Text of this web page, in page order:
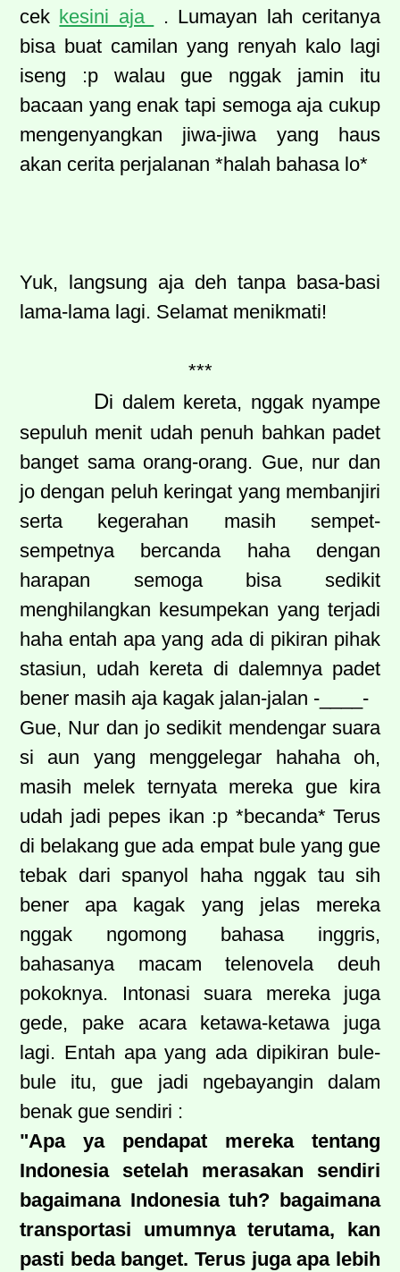
cek kesini aja
. Lumayan lah ceritanya
bisa buat camilan yang renyah kalo lagi
iseng :p walau gue nggak jamin itu
bacaan yang enak tapi semoga aja cukup
mengenyangkan jiwa-jiwa yang haus
akan cerita perjalanan *halah bahasa lo*
Yuk, langsung aja deh tanpa basa-basi
lama-lama lagi. Selamat menikmati!
***
Di dalem kereta, nggak nyampe
sepuluh menit udah penuh bahkan padet
banget sama orang-orang. Gue, nur dan
jo dengan peluh keringat yang membanjiri
serta kegerahan masih sempet-
sempetnya bercanda haha dengan
harapan semoga bisa sedikit
menghilangkan kesumpekan yang terjadi
haha entah apa yang ada di pikiran pihak
stasiun, udah kereta di dalemnya padet
bener masih aja kagak jalan-jalan -____-
Gue, Nur dan jo sedikit mendengar suara
si aun yang menggelegar hahaha oh,
masih melek ternyata mereka gue kira
udah jadi pepes ikan :p *becanda* Terus
di belakang gue ada empat bule yang gue
tebak dari spanyol haha nggak tau sih
bener apa kagak yang jelas mereka
nggak ngomong bahasa inggris,
bahasanya macam telenovela deuh
pokoknya. Intonasi suara mereka juga
gede, pake acara ketawa-ketawa juga
lagi. Entah apa yang ada dipikiran bule-
bule itu, gue jadi ngebayangin dalam
benak gue sendiri :
"Apa ya pendapat mereka tentang
Indonesia setelah merasakan sendiri
bagaimana Indonesia tuh? bagaimana
transportasi umumnya terutama, kan
pasti beda banget. Terus juga apa lebih